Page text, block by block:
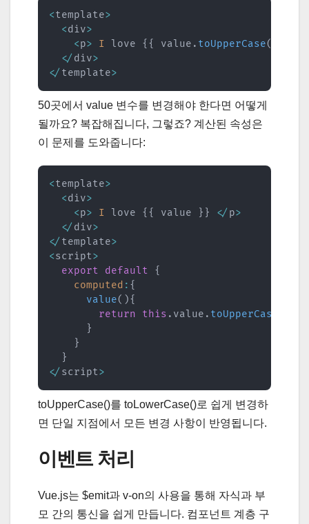
<template>
<div>
<p> I love { { value . toUpperCase(
</ div>
</ template>
50곳에서 value 변수를 변경해야 한다면 어떻게
될까요? 복잡해집니다, 그렇죠? 계산된 속성은
이 문제를 도와줍니다:
<template>
<div>
<p> I love { { value } } </ p>
</ div>
</ template>
<script>
export
default
{
computed : {
value( ){
return
this . value . toUpperCase
}
}
}
</ script>
toUpperCase()를 toLowerCase()로 쉽게 변경하
면 단일 지점에서 모든 변경 사항이 반영됩니다.
이벤트 처리
Vue.js는 $emit과 v-on의 사용을 통해 자식과 부
모 간의 통신을 쉽게 만듭니다. 컴포넌트 계층 구